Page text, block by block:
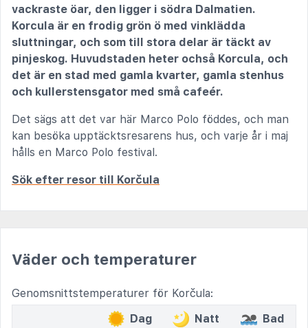
vackraste öar, den ligger i södra Dalmatien.
Korcula är en frodig grön ö med vinklädda
sluttningar, och som till stora delar är täckt av
pinjeskog. Huvudstaden heter ochså Korcula, och
det är en stad med gamla kvarter, gamla stenhus
och kullerstensgator med små cafeér.
Det sägs att det var här Marco Polo föddes, och man
kan besöka upptäcktsresarens hus, och varje år i maj
hålls en Marco Polo festival.
Sök efter resor till Korčula
Väder och temperaturer
Genomsnittstemperaturer för Korčula:
Dag
Natt Bad